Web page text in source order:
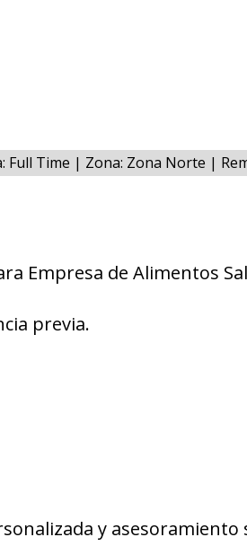
Full Time | Zona: Zona Norte |
Empresa de Alimentos
previa.
y